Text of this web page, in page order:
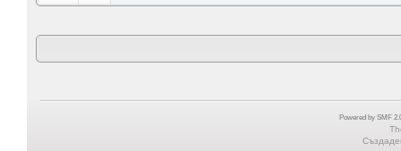
Powered by SMF